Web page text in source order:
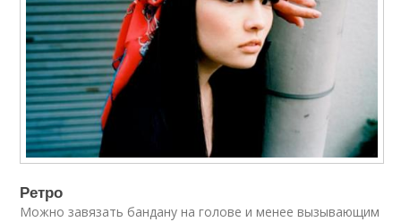
Ретро
Можно завязать бандану на голове и менее вызывающим